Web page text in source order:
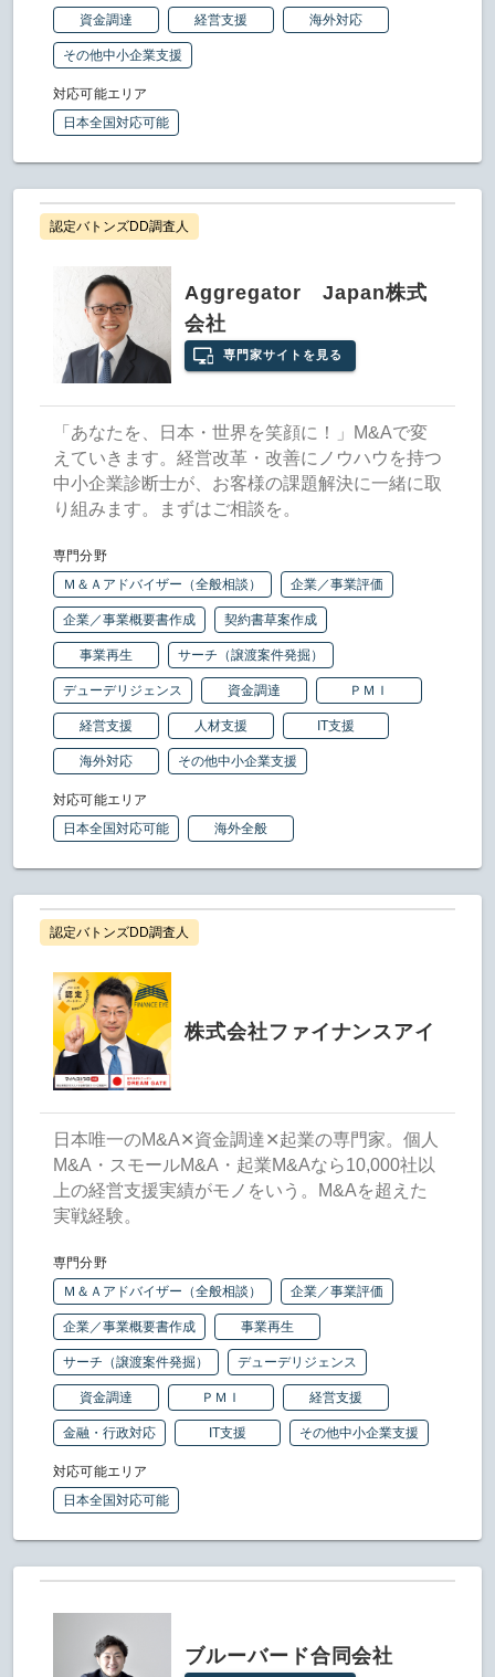
資金調達 経営支援 海外対応
その他中小企業支援
対応可能エリア
日本全国対応可能
認定バトンズDD調査人
Aggregator Japan株式
会社
専門家サイトを見る
「あなたを、日本・世界を笑顔に！」M&Aで変
えていきます。経営改革・改善にノウハウを持つ
中小企業診断士が、お客様の課題解決に一緒に取
り組みます。まずはご相談を。
専門分野
Ｍ＆Ａアドバイザー（全般相談）
企業／事業評価
企業／事業概要書作成 契約書草案作成
事業再生 サーチ（譲渡案件発掘）
デューデリジェンス 資金調達 ＰＭＩ
経営支援 人材支援 IT支援
海外対応 その他中小企業支援
対応可能エリア
日本全国対応可能
海外全般
認定バトンズDD調査人
株式会社ファイナンスアイ
日本唯一のM&A✕資金調達✕起業の専門家。個人
M&A・スモールM&A・起業M&Aなら10,000社以
上の経営支援実績がモノをいう。M&Aを超えた
実戦経験。
専門分野
Ｍ＆Ａアドバイザー（全般相談）
企業／事業評価
企業／事業概要書作成 事業再生
サーチ（譲渡案件発掘） デューデリジェンス
資金調達 ＰＭＩ 経営支援
金融・行政対応 IT支援 その他中小企業支援
対応可能エリア
日本全国対応可能
ブルーバード合同会社